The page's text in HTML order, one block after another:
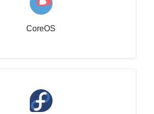
CoreOS